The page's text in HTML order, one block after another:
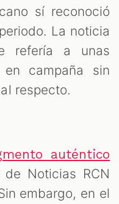
sí reconoció
La noticia
refería a unas
campaña sin
respecto.
auténtico
Noticias RCN
embargo, en el